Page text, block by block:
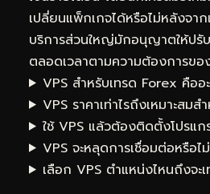
เปลี่ยนแพ็กเกจได้หรือไม่หลังจาก
บริการส่วนใหญ่มักอนุญาตให้ปรั
ตลอดเวลาตามความต้องการขอ
VPS สำหรับเทรด Forex คืออ
VPS ราคาเท่าไรถึงเหมาะสมส
ใช้ VPS แล้วต้องติดตั้งโปรแก
VPS จะหลุดการเชื่อมต่อหรือ
เลือก VPS ตำแหน่งไหนถึงจะ